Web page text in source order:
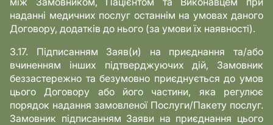
наданні медичних послуг останнім на умовах даного
Договору, додатків до нього (за умови їх наявності).
3.17. Підписанням Заяв(и) на приєднання та/або
вчиненням інших підтверджуючих дій, Замовник
беззастережно та безумовно приєднується до умов
цього Договору або його частини, яка регулює
порядок надання замовленої Послуги/Пакету послуг.
Замовник підписанням Заяви на приєднання цього